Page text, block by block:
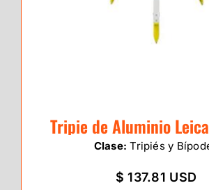
Tripie de Aluminio
Clase: Tripiés y
$ 137.81 USD